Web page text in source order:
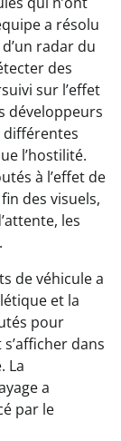
a résolu
radar du
des
sur l’effet
développeurs
différentes
l’hostilité.
à l’effet de
des visuels,
les
de véhicule a
et la
pour
dans
La
a
par le